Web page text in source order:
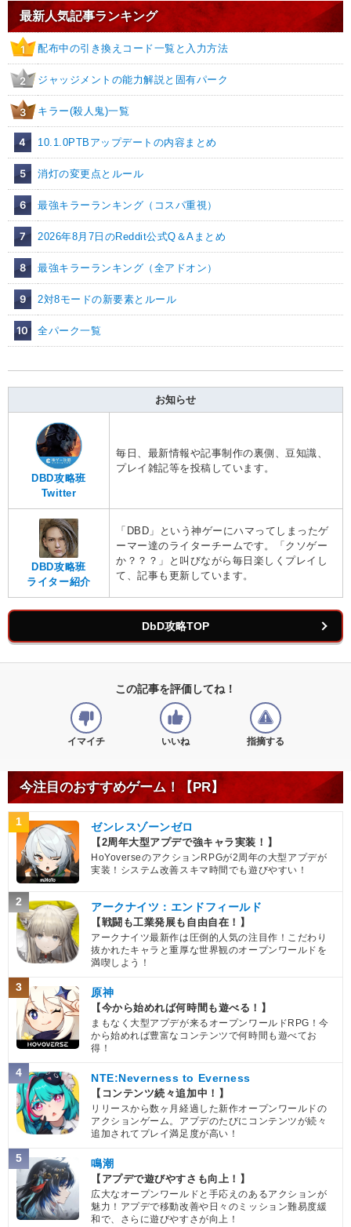
最新人気記事ランキング
1 配布中の引き換えコード一覧と入力方法
2 ジャッジメントの能力解説と固有パーク
3 キラー(殺人鬼)一覧
4 10.1.0PTBアップデートの内容まとめ
5 消灯の変更点とルール
6 最強キラーランキング（コスパ重視）
7 2026年8月7日のReddit公式Q＆Aまとめ
8 最強キラーランキング（全アドオン）
9 2対8モードの新要素とルール
10 全パーク一覧
お知らせ
DBD攻略班
Twitter
毎日、最新情報や記事制作の裏側、豆知識、
プレイ雑記等を投稿しています。
DBD攻略班
ライター紹介
「DBD」という神ゲーにハマってしまったゲ
ーマー達のライターチームです。「クソゲー
か？？？」と叫びながら毎日楽しくプレイし
て、記事も更新しています。
DbD攻略TOP
この記事を評価してね！
イマイチ いいね 指摘する
今注目のおすすめゲーム！【PR】
1 ゼンレスゾーンゼロ
【2周年大型アプデで強キャラ実装！】
HoYoverseのアクションRPGが2周年の大型アプデが
実装！システム改善スキマ時間でも遊びやすい！
2 アークナイツ：エンドフィールド
【戦闘も工業発展も自由自在！】
アークナイツ最新作は圧倒的人気の注目作！こだわり
抜かれたキャラと重厚な世界観のオープンワールドを
満喫しよう！
3 原神
【今から始めれば何時間も遊べる！】
まもなく大型アプデが来るオープンワールドRPG！今
から始めれば豊富なコンテンツで何時間も遊べてお
得！
4 NTE:Neverness to Everness
【コンテンツ続々追加中！】
リリースから数ヶ月経過した新作オープンワールドの
アクションゲーム。アプデのたびにコンテンツが続々
追加されてプレイ満足度が高い！
5 鳴潮
【アプデで遊びやすさも向上！】
広大なオープンワールドと手応えのあるアクションが
魅力！アプデで移動改善や日々のミッション難易度緩
和で、さらに遊びやすさが向上！